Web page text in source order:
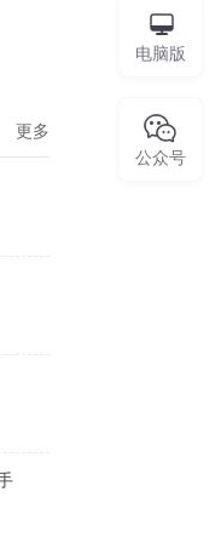
更多
电脑版
公众号